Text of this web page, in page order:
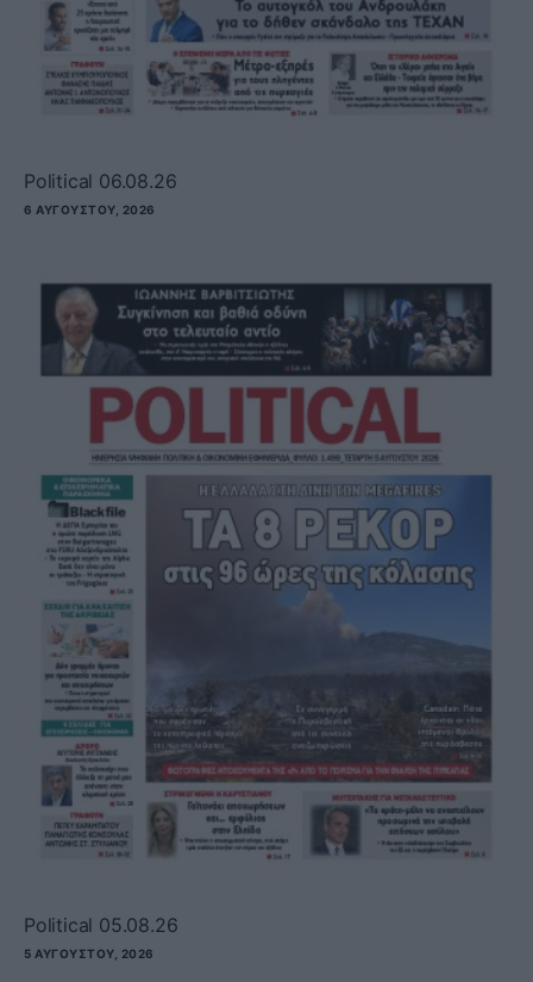
Political 06.08.26
6 ΑΥΓΟΎΣΤΟΥ, 2026
Political 05.08.26
5 ΑΥΓΟΎΣΤΟΥ, 2026